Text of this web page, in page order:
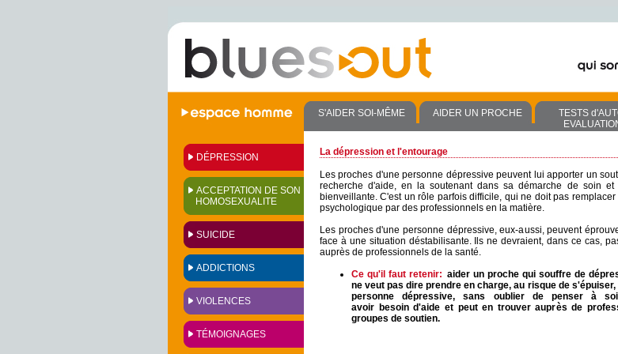
S'AIDER SOI-MÊME AIDER UN PROCHE
TESTS
DÉPRESSION
ACCEPTATION DE SON
HOMOSEXUALITE
SUICIDE
ADDICTIONS
VIOLENCES
TÉMOIGNAGES
La dépression et l'entourage
Les proches d'une personne dépressive peuvent lui apporter un
recherche d'aide, en la soutenant dans sa démarche de soin
bienveillante. C'est un rôle parfois difficile, qui ne doit pas
psychologique par des professionnels en la matière.
Les proches d'une personne dépressive, eux-aussi, peuvent
face à une situation déstabilisante. Ils ne devraient, dans ce cas,
auprès de professionnels de la santé.
Ce qu'il faut retenir: aider un proche qui souffre de
ne veut pas dire prendre en charge, au risque de
personne dépressive, sans oublier de penser à
avoir besoin d'aide et peut en trouver auprès de
groupes de soutien.